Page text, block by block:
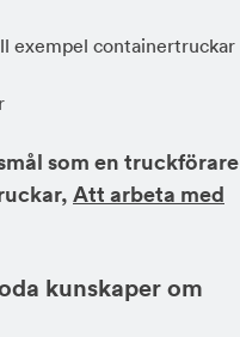
exempel containertruckar
som en truckförare
Att arbeta med
kunskaper om